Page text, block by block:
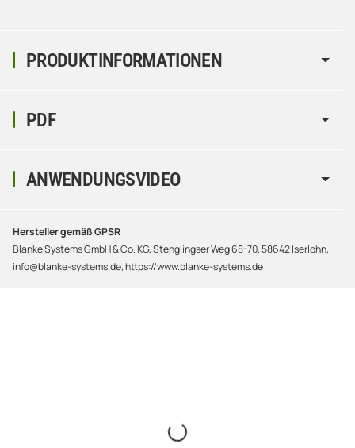
PRODUKTINFORMATIONEN
PDF
ANWENDUNGSVIDEO
Hersteller gemäß GPSR
Blanke Systems GmbH & Co. KG, Stenglingser Weg 68-70, 58642 Iserlohn,
info@blanke-systems.de, https://www.blanke-systems.de